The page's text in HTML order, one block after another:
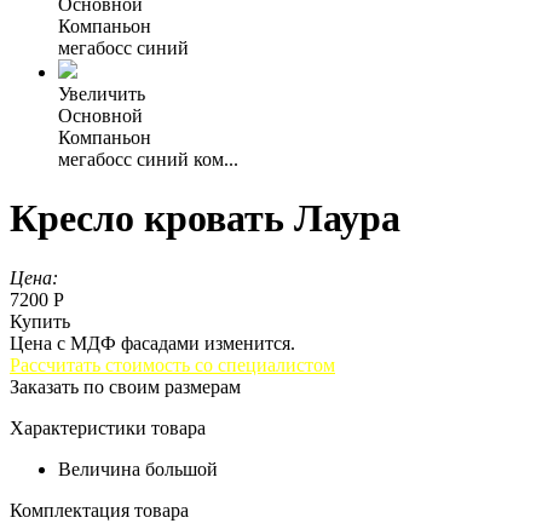
Основной
Компаньон
мегабосс синий
Увеличить
Основной
Компаньон
мегабосс синий ком...
Кресло кровать Лаура
Цена:
7200 Р
Купить
Цена с МДФ фасадами изменится.
Рассчитать стоимость со специалистом
Заказать по своим размерам
Характеристики товара
Величина большой
Комплектация товара